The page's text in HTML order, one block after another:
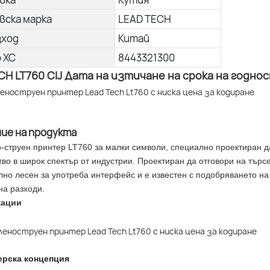
марка
LEAD TECH
Китай
ХС
8443321300
LT760 CIJ Дата на изтичане на срока на
на продукта
принтер LT760 за малки символи, специално проектиран
в широк спектър от индустрии. Проектиран да отговори на
лесен за употреба интерфейс и е известен с подобряването
разходи.
концепция